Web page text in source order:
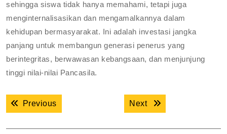
sehingga siswa tidak hanya memahami, tetapi juga
menginternalisasikan dan mengamalkannya dalam
kehidupan bermasyarakat. Ini adalah investasi jangka
panjang untuk membangun generasi penerus yang
berintegritas, berwawasan kebangsaan, dan menjunjung
tinggi nilai-nilai Pancasila.
Navigasi
posPreviousPrevious post: Next Next post: